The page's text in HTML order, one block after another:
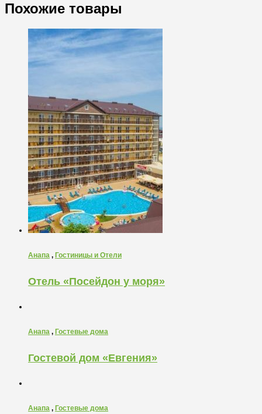
Похожие товары
Анапа , Гостиницы и Отели
Отель «Посейдон у моря»
Анапа , Гостевые дома
Гостевой дом «Евгения»
Анапа , Гостевые дома